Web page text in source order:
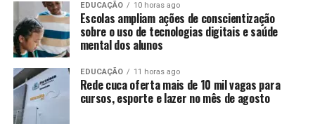
EDUCAÇÃO 10 horas ago
Escolas ampliam ações de conscientização
sobre o uso de tecnologias digitais e saúde
mental dos alunos
EDUCAÇÃO 11 horas ago
Rede cuca oferta mais de 10 mil vagas para
cursos, esporte e lazer no mês de agosto